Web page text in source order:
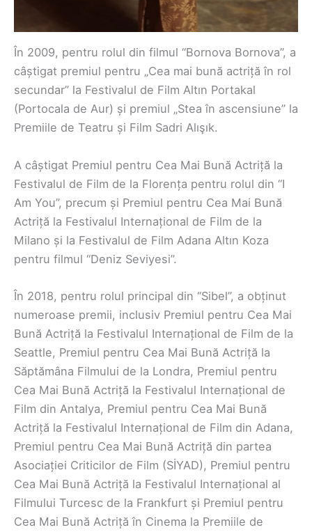
În 2009, pentru rolul din filmul “Bornova Bornova”, a
câștigat premiul pentru „Cea mai bună actriță în rol
secundar” la Festivalul de Film Altın Portakal
(Portocala de Aur) și premiul „Stea în ascensiune” la
Premiile de Teatru și Film Sadri Alışık.
A câștigat Premiul pentru Cea Mai Bună Actriță la
Festivalul de Film de la Florența pentru rolul din “I
Am You”, precum și Premiul pentru Cea Mai Bună
Actriță la Festivalul Internațional de Film de la
Milano și la Festivalul de Film Adana Altın Koza
pentru filmul “Deniz Seviyesi”.
În 2018, pentru rolul principal din “Sibel”, a obținut
numeroase premii, inclusiv Premiul pentru Cea Mai
Bună Actriță la Festivalul Internațional de Film de la
Seattle, Premiul pentru Cea Mai Bună Actriță la
Săptămâna Filmului de la Londra, Premiul pentru
Cea Mai Bună Actriță la Festivalul Internațional de
Film din Antalya, Premiul pentru Cea Mai Bună
Actriță la Festivalul Internațional de Film din Adana,
Premiul pentru Cea Mai Bună Actriță din partea
Asociației Criticilor de Film (SİYAD), Premiul pentru
Cea Mai Bună Actriță la Festivalul Internațional al
Filmului Turcesc de la Frankfurt și Premiul pentru
Cea Mai Bună Actriță în Cinema la Premiile de